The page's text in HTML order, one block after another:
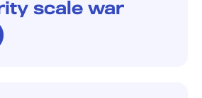
scale war